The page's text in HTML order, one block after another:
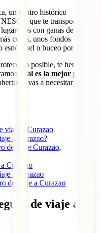
un centro histórico
que te transportará
con ganas de
cosas, unos fondos
esnórquel o buceo por libre.
posible, te hemos
cuál es la mejor póliza
vas a necesitar aquí y
viaje a Curazao
a Curazao?
de viaje Curazao,
Curazao
a Curazao
de viaje a Curazao
de viaje a